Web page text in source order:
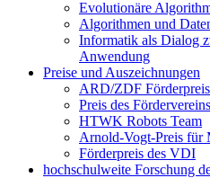
Evolutionäre
Algorithmen und
Informatik als Dialog
Anwendung
Preise und Auszeichnungen
ARD/ZDF
Preis des
HTWK Robots Team
Arnold-Vogt-Preis für
Förderpreis des VDI
hochschulweite Forschung